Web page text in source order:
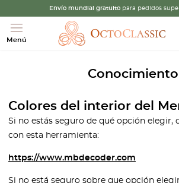
Envío mundial gratuito para pedidos
Menú
Conocimiento
Colores del interior del
Si no estás seguro de qué opción elegir,
con esta herramienta:
https://www.mbdecoder.com
Si no está seguro sobre que opción